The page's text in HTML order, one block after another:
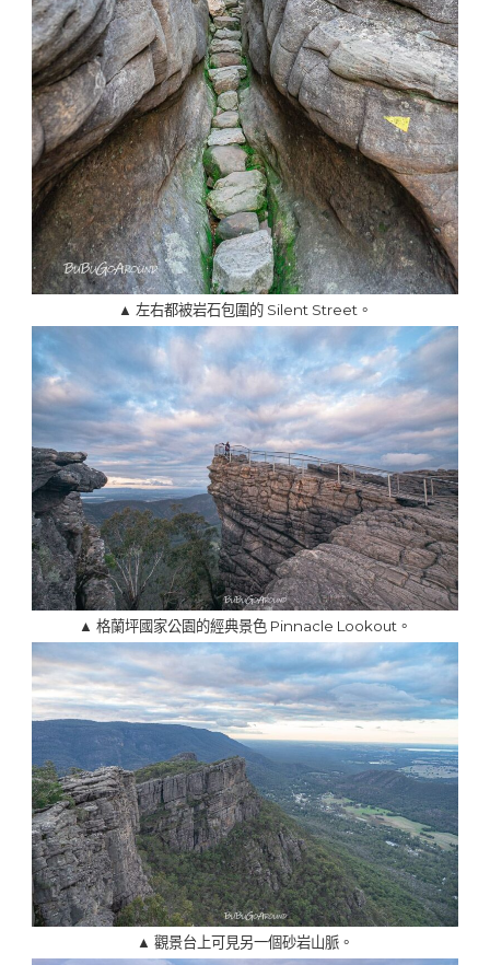
▲ 左右都被岩石包圍的 Silent Street。
▲ 格蘭坪國家公園的經典景色 Pinnacle Lookout。
▲ 觀景台上可見另一個砂岩山脈。